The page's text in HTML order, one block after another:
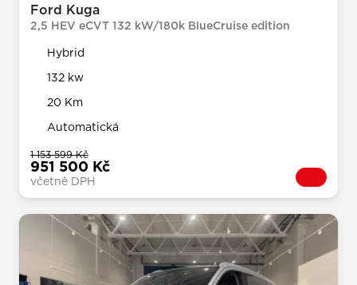
Ford Kuga
2,5 HEV eCVT 132 kW/180k BlueCruise edition
Hybrid
132 kw
20 Km
Automatická
1 153 599 Kč
951 500 Kč
včetně DPH